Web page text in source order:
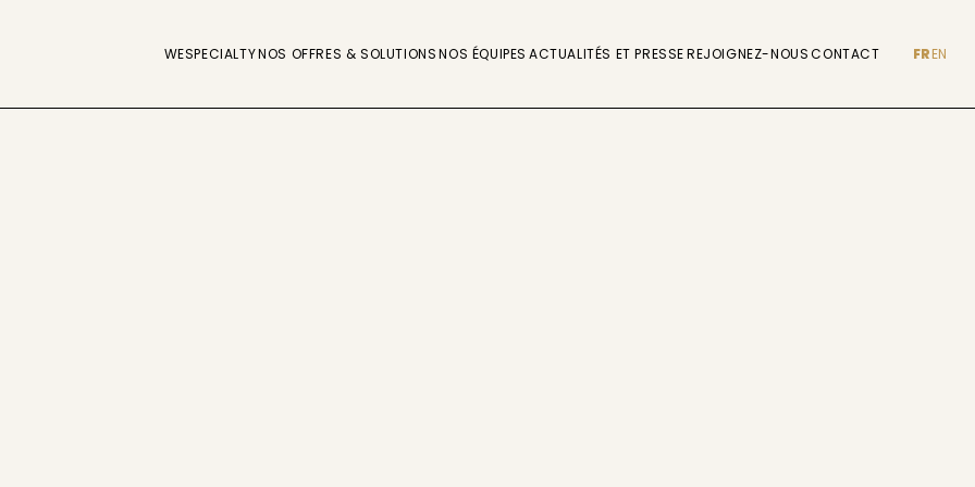
WESPECIALTYNOS OFFRES & SOLUTIONSNOS ÉQUIPES ACTUALITÉS ET PRESSEREJOIGNEZ-NOUSCONTACT FREN